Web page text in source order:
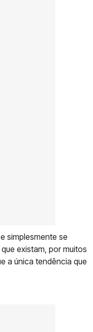
simplesmente se
existam, por muitos
a única tendência que